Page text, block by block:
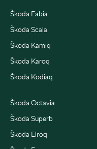
Škoda Fabia
Škoda Scala
Škoda Kamiq
Škoda Karoq
Škoda Kodiaq
Škoda Octavia
Škoda Superb
Škoda Elroq